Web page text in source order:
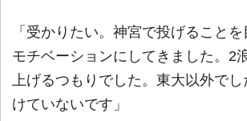
「受かりたい。神宮で投げること
モチベーションにしてきました。2
上げるつもりでした。東大以外で
けていないです」